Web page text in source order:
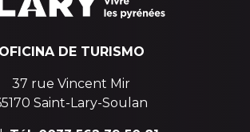
OFICINA DE TURISMO
37 rue Vincent Mir
Saint-Lary-Soulan